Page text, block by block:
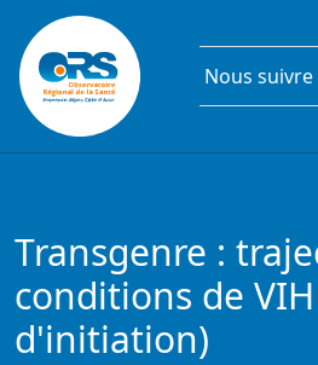
Aller au contenu principal
Nous suivre
Transgenre :
conditions de
d'initiation)